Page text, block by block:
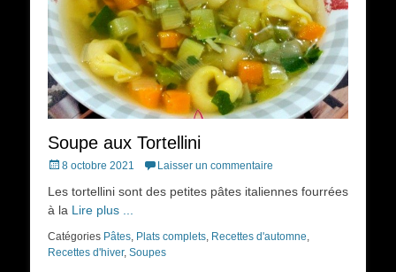
Soupe aux Tortellini
Posted
8 octobre 2021 Laisser un commentaire
Les tortellini sont des petites pâtes italiennes fourrées
à la Lire plus ...
Catégories Pâtes, Plats complets, Recettes d'automne,
Recettes d'hiver, Soupes